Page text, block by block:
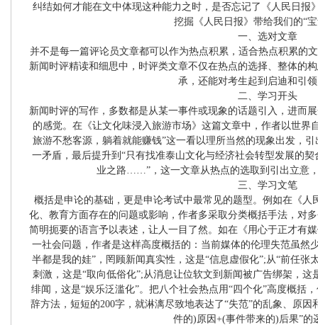
纠结如何才能在文中体现这种能力之时，是否忘记了《人民日报
挖掘《人民日报》带给我们的“
一、选对文章
并不是每一篇评论员文章都可以作为热点积累，适合热点积累的
新闻时评精读和细思中，时评类文章不仅在热点的选择、整体的
承，还能对考生起到启迪和引
二、学习开头
新闻时评的写作，多数都是从某一事件或现象的话题引入，进而
的感觉。在《让文化味浸入旅游市场》这篇文章中，作者以世界
旅游不愁客源，躺着就能赚钱”这一看以理所当然的现象出发，
一矛盾，最后提升到“只有找准泰山文化与经济社会转型发展的
业之路……”，这一文章从热点的选取到引出立意
三、学习文笔
概括是申论的基础，更是申论考试中最常见的题型。例如在《
化、教育方面存在的问题或影响，作者多采取分类概括手法，对
简明扼要的语言予以表述，让人一目了然。如在《用心于正才有
一社会问题，作者是这样高度概括的：当前媒体的伦理失范虽然
半都是我的娃”，罔顾新闻真实性，这是“信息虚假化”;从“前任张
刺激，这是“取向低俗化”;从消息让位软文到新闻被广告绑架，
绯闻，这是“娱乐泛滥化”。把八个社会热点用“四个化”高度
辞方法，短短的200字，就淋漓尽致地表达了“失范”的乱象、原
件的)原因+(事件带来的)后果”的